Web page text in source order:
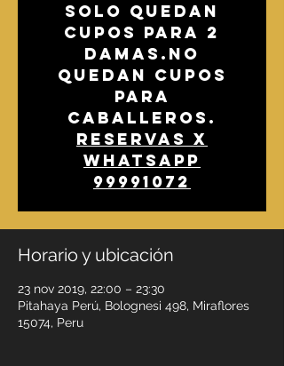
Solo quedan
cupos para 2
damas.No
quedan cupos
para
caballeros.
Reservas x
whatsapp
99991072
Horario y ubicación
23 nov 2019, 22:00 – 23:30
Pitahaya Perú, Bolognesi 498, Miraflores
15074, Peru